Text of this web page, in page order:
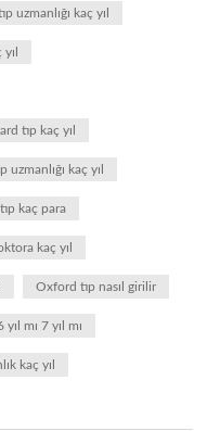
uzmanlığı kaç yıl
tıp kaç yıl
uzmanlığı kaç yıl
kaç para
kaç yıl
Oxford tıp nasıl girilir
yıl mı 7 yıl mı
kaç yıl